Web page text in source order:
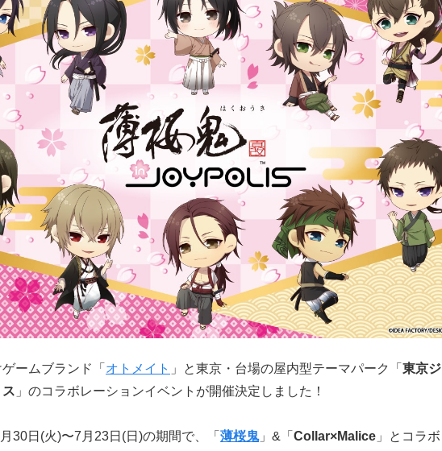
ームブランド「 オトメイト 」と東京・台場の屋内型テーマパーク「 東京ジ
ス 」のコラボレーションイベントが開催決定しました！
30日(火)〜7月23日(日)の期間で、「 薄桜鬼」&「 Collar×Malice 」とコラボ